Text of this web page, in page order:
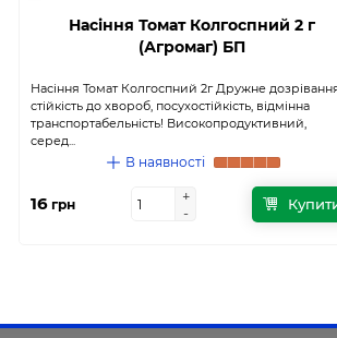
Насіння Томат Колгоспний 2 г
(Агромаг) БП
Насіння Томат Колгоспний 2г Дружне
стійкість до хвороб, посухостійкість, відмінна
транспортабельність! Високопродуктивний,
серед...
В наявності
16 грн
+
-
+
-